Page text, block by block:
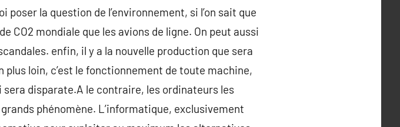
la question de l’environnement, si l’on sait que
CO2 mondiale que les avions de ligne. On peut aussi
enfin, il y a la nouvelle production que sera
loin, c’est le fonctionnement de toute machine,
disparate.A le contraire, les ordinateurs les
phénomène. L’informatique, exclusivement